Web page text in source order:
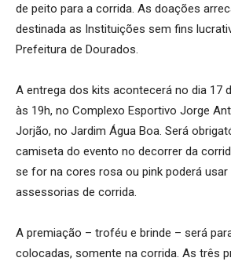
de peito para a corrida. As doações
destinada as Instituições sem fins
Prefeitura de Dourados.
A entrega dos kits acontecerá no dia 17
às 19h, no Complexo Esportivo Jorge
Jorjão, no Jardim Água Boa. Será
camiseta do evento no decorrer da
se for na cores rosa ou pink poderá
assessorias de corrida.
A premiação – troféu e brinde – será
colocadas, somente na corrida. As três